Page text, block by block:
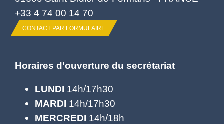
+33 4 74 00 14 70
CONTACT PAR FORMULAIRE
Horaires d'ouverture du secrétariat
LUNDI 14h/17h30
MARDI 14h/17h30
MERCREDI 14h/18h